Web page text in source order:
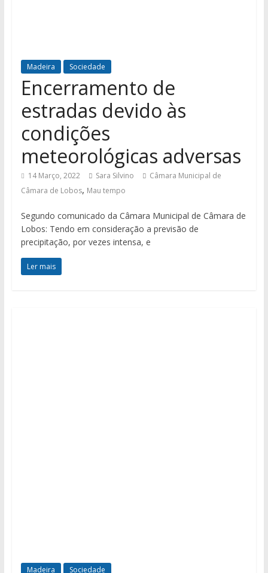
Madeira Sociedade
Encerramento de
estradas devido às
condições
meteorológicas adversas
14 Março, 2022 Sara Silvino
Câmara Municipal de
Câmara de Lobos, Mau tempo
Segundo comunicado da Câmara Municipal de Câmara de
Lobos: Tendo em consideração a previsão de
precipitação, por vezes intensa, e
Ler mais
Madeira Sociedade